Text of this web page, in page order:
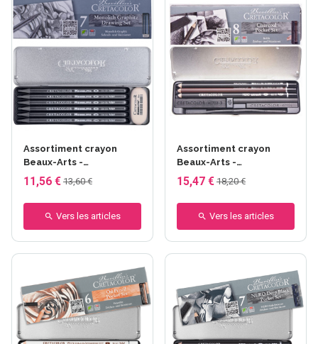
Assortiment crayon
Beaux-Arts -
CRETACOLOR - Monolith
+ gomme 7 pièces
11,56 € 13,60 €
Vers les articles
Assortiment crayon
Beaux-Arts -
CRETACOLOR - Charcoal
- 8 pièces
15,47 € 18,20 €
Vers les articles